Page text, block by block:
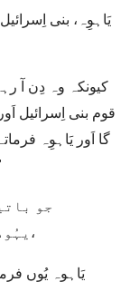
قوم بنی اِسرائیل
گا اَور یَاہوِہ
گا،’ جسے
یہُوداہؔ کے متعلّق کہیں، وہ اِس طرح ہیں،